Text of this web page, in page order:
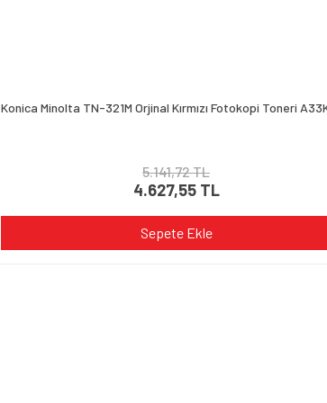
Konica Minolta TN-321M Orjinal Kırmızı Fotokopi Toneri
5.141,72 TL
4.627,55 TL
Sepete Ekle